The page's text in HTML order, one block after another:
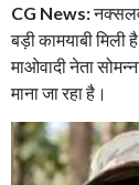
CG News:
बड़ी कामयाबी
माओवादी नेता
माना जा रहा है।